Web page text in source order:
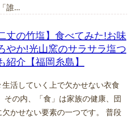
誰...
丈の竹塩】食べてみた!お味
やか!光山窯のサラサラ塩つ
紹介【福岡糸島】
生活していく上で欠かせない衣食
その内、「食」は家族の健康、団
欠かせない要素の一つです。 普段